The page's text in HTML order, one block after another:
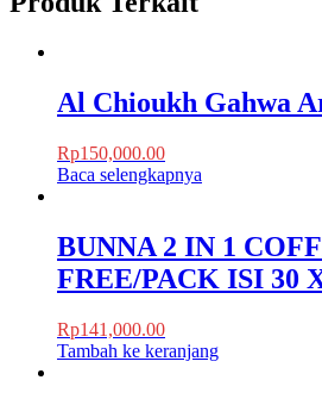
Al Chioukh Gahwa
Rp150,000.00
Baca selengkapnya
BUNNA 2 IN 1
FREE/PACK ISI 30
Rp141,000.00
Tambah ke keranjang